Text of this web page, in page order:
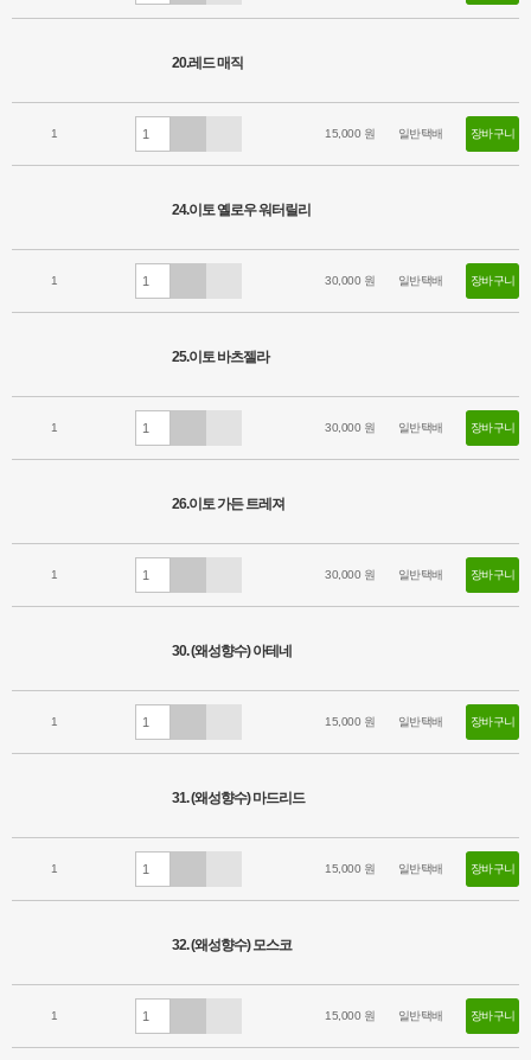
20.레드 매직
1 15,000 원 일반택배 장바구니
24.이토 옐로우 워터릴리
1 30,000 원 일반택배 장바구니
25.이토 바츠젤라
1 30,000 원 일반택배 장바구니
26.이토 가든 트레져
1 30,000 원 일반택배 장바구니
30. (왜성향수) 아테네
1 15,000 원 일반택배 장바구니
31. (왜성향수) 마드리드
1 15,000 원 일반택배 장바구니
32. (왜성향수) 모스코
1 15,000 원 일반택배 장바구니